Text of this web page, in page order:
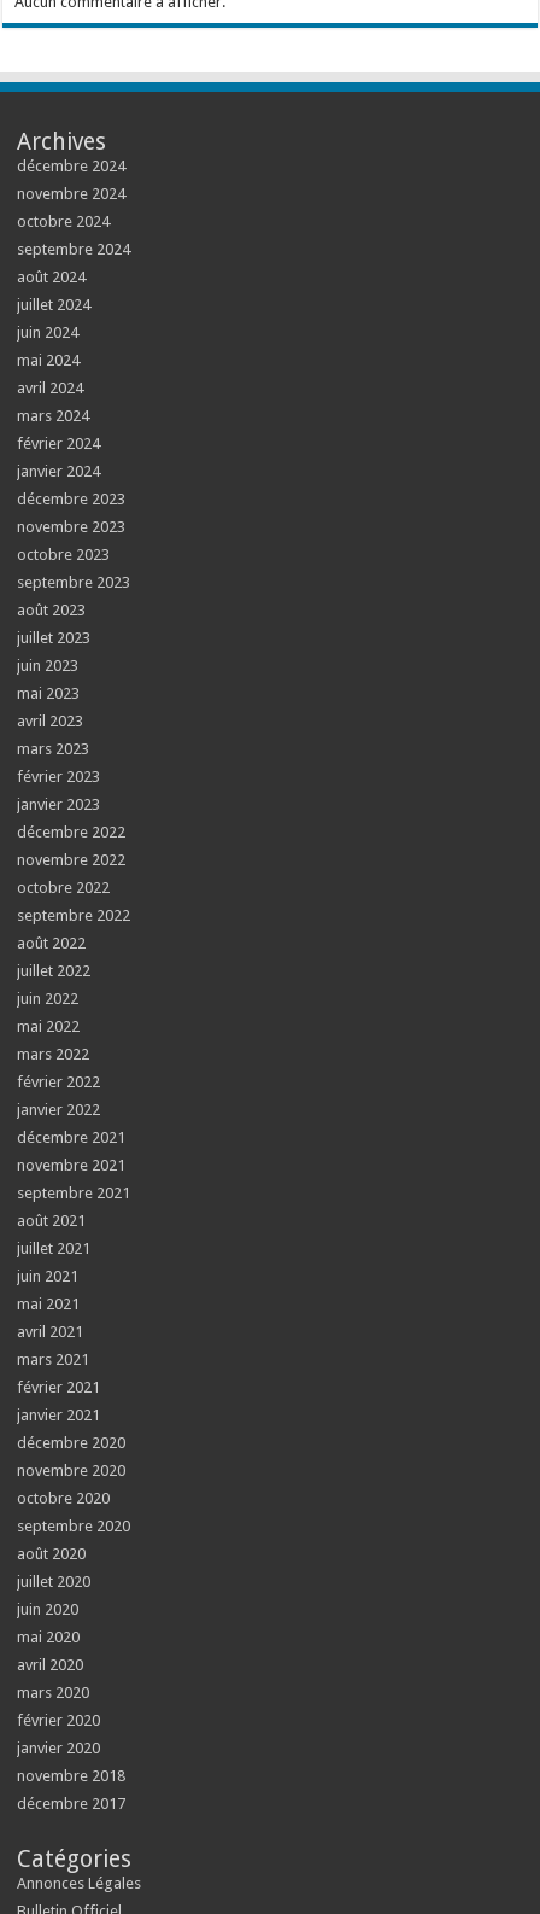
Archives
décembre 2024
novembre 2024
octobre 2024
septembre 2024
août 2024
juillet 2024
juin 2024
mai 2024
avril 2024
mars 2024
février 2024
janvier 2024
décembre 2023
novembre 2023
octobre 2023
septembre 2023
août 2023
juillet 2023
juin 2023
mai 2023
avril 2023
mars 2023
février 2023
janvier 2023
décembre 2022
novembre 2022
octobre 2022
septembre 2022
août 2022
juillet 2022
juin 2022
mai 2022
mars 2022
février 2022
janvier 2022
décembre 2021
novembre 2021
septembre 2021
août 2021
juillet 2021
juin 2021
mai 2021
avril 2021
mars 2021
février 2021
janvier 2021
décembre 2020
novembre 2020
octobre 2020
septembre 2020
août 2020
juillet 2020
juin 2020
mai 2020
avril 2020
mars 2020
février 2020
janvier 2020
novembre 2018
décembre 2017
Catégories
Annonces Légales